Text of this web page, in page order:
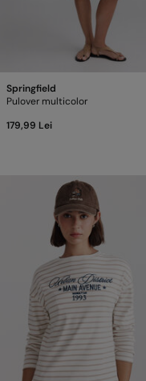
Springfield
Pulover multicolor
179,99 Lei